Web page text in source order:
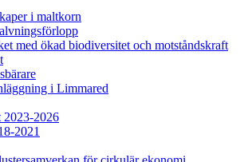
i maltkorn
med ökad biodiversitet och motståndskraft
i Limmared
2023-2026
2021